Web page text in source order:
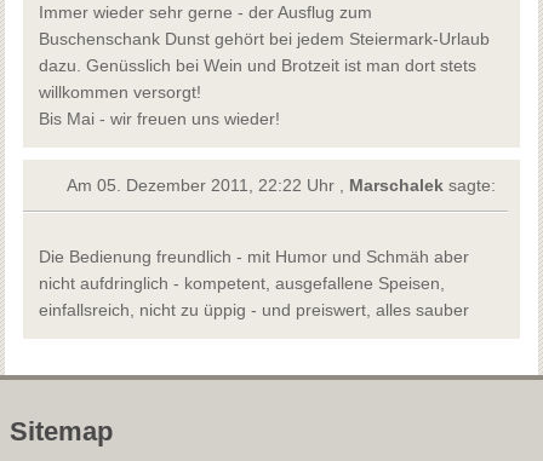
Immer wieder sehr gerne - der Ausflug zum
Buschenschank Dunst gehört bei jedem Steiermark-Urlaub
dazu. Genüsslich bei Wein und Brotzeit ist man dort stets
willkommen versorgt!
Bis Mai - wir freuen uns wieder!
Am 05. Dezember 2011, 22:22 Uhr , Marschalek sagte:
Die Bedienung freundlich - mit Humor und Schmäh aber
nicht aufdringlich - kompetent, ausgefallene Speisen,
einfallsreich, nicht zu üppig - und preiswert, alles sauber
Sitemap